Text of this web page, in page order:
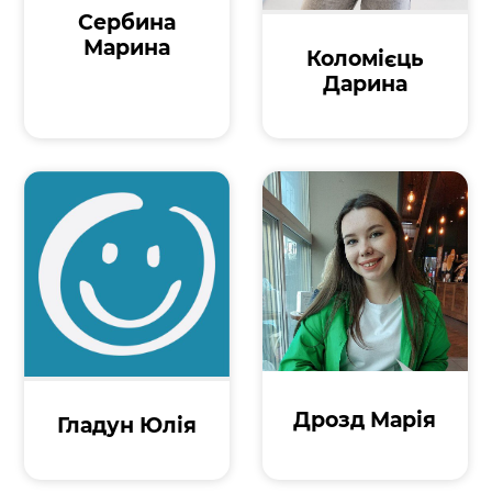
Сербина
Марина
Коломієць
Дарина
Гладун Юлія Дрозд Марія